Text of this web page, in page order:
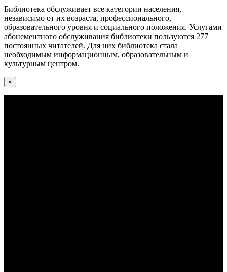
Библиотека обслуживает все категории населения,
независимо от их возраста, профессионального,
образовательного уровня и социального положения. Услугами
абонементного обслуживания библиотеки пользуются 277
постоянных читателей. Для них библиотека стала
необходимым информационным, образовательным и
культурным центром.
×